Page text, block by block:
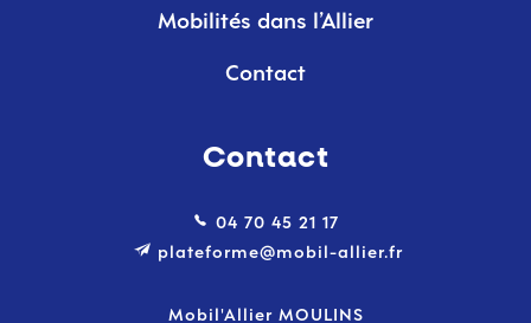
Mobilités dans l’Allier
Contact
Contact
04 70 45 21 17
plateforme@mobil-allier.fr
Mobil'Allier MOULINS